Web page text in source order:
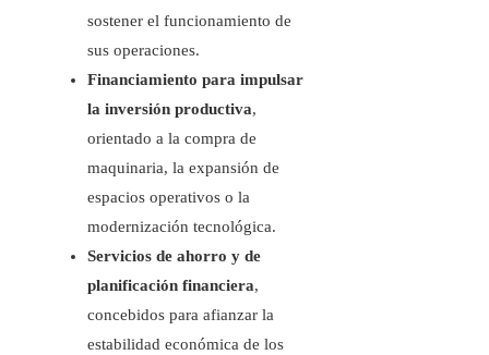
sostener el funcionamiento de
sus operaciones.
Financiamiento para impulsar
la inversión productiva,
orientado a la compra de
maquinaria, la expansión de
espacios operativos o la
modernización tecnológica.
Servicios de ahorro y de
planificación financiera,
concebidos para afianzar la
estabilidad económica de los